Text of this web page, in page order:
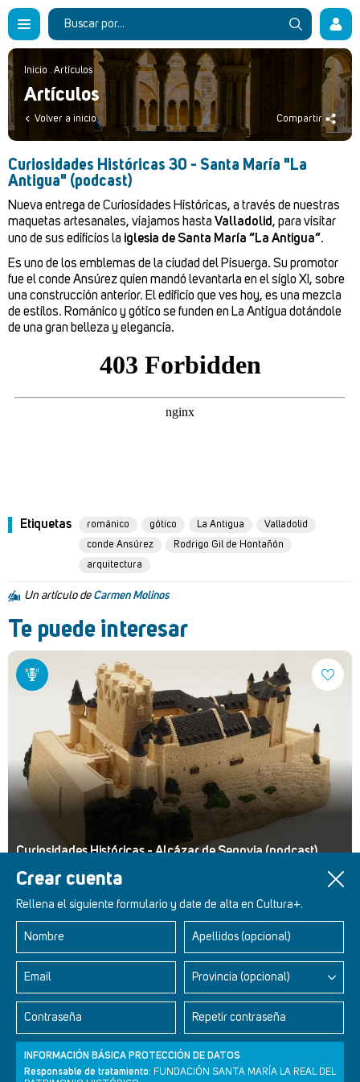
Crear cuenta
Rellena el siguiente formulario y date de alta en Cultura+.
Nombre Apellidos (opcional)
Email Provincia (opcional)
Contraseña Repetir contraseña
INFORMACIÓN BÁSICA PROTECCIÓN DE DATOS
Responsable de tratamiento: FUNDACIÓN SANTA MARÍA LA REAL DEL
Inicio . Artículos
Artículos
Volver a inicio Compartir
Curiosidades Históricas 30 - Santa María "La
Antigua" (podcast)
Nueva entrega de Curiosidades Históricas, a través de nuestras
maquetas artesanales, viajamos hasta Valladolid, para visitar
uno de sus edificios la iglesia de Santa María “La Antigua”.
Es uno de los emblemas de la ciudad del Pisuerga. Su promotor
fue el conde Ansúrez quien mandó levantarla en el siglo XI, sobre
una construcción anterior. El edificio que ves hoy, es una mezcla
de estilos. Románico y gótico se funden en La Antigua dotándole
de una gran belleza y elegancia.
Etiquetas románico gótico La Antigua
Valladolid
conde Ansúrez
Rodrigo Gil de Hontañón
arquitectura
Un artículo de Carmen Molinos
Te puede interesar
Curiosidades Históricas - Alcázar de Segovia (podcast)
Retablos Renacentistas Este de León